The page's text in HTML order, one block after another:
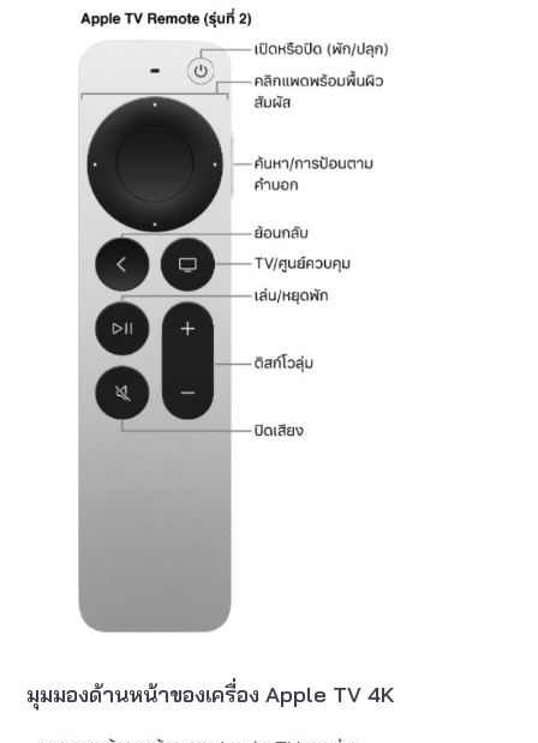
มุมมองด้านหน้าของเครื่อง Apple TV 4K